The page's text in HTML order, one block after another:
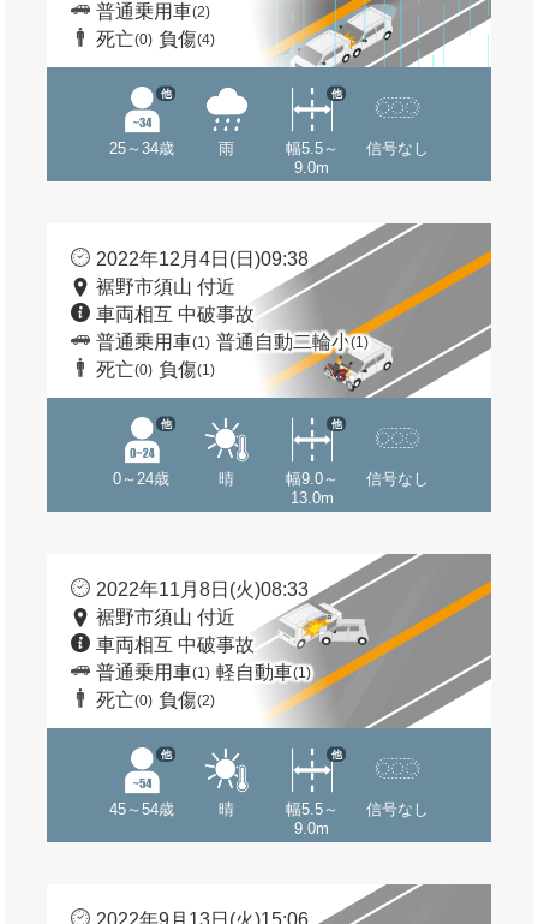
普通乗用車(2)
死亡(0) 負傷(4)
25～34歳
他
雨
幅5.5～
9.0m
他
信号なし
2022年12月4日(日)09:38
裾野市須山 付近
車両相互 中破事故
普通乗用車(1) 普通自動二輪小(1)
死亡(0) 負傷(1)
0～24歳
他
晴
幅9.0～
13.0m
他
信号なし
2022年11月8日(火)08:33
裾野市須山 付近
車両相互 中破事故
普通乗用車(1) 軽自動車(1)
死亡(0) 負傷(2)
45～54歳
他
晴
幅5.5～
9.0m
他
信号なし
2022年9月13日(火)15:06